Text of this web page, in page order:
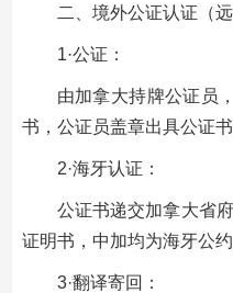
二、境外公证认证（远
1·公证：
由加拿大持牌公证员
书，公证员盖章出具公证书
2·海牙认证：
公证书递交加拿大省
证明书，中加均为海牙公
3·翻译寄回：